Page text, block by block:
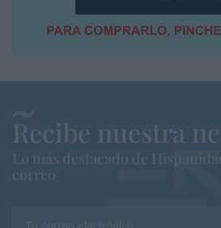
Recibe nuestra
Lo más destacado de
correo